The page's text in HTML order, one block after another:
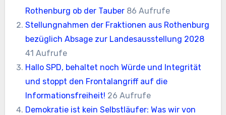
Rothenburg ob der Tauber 86 Aufrufe
Stellungnahmen der Fraktionen aus Rothenburg
bezüglich Absage zur Landesausstellung 2028
41 Aufrufe
Hallo SPD, behaltet noch Würde und Integrität
und stoppt den Frontalangriff auf die
Informationsfreiheit! 26 Aufrufe
Demokratie ist kein Selbstläufer: Was wir von